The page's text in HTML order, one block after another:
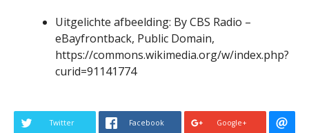
Uitgelichte afbeelding: By CBS Radio –
eBayfrontback, Public Domain,
https://commons.wikimedia.org/w/index.php?
curid=91141774
Twitter Facebook Google+